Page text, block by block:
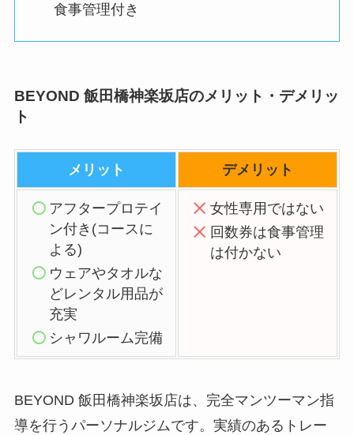
食事管理付き
BEYOND 飯田橋神楽坂店のメリット・デメリッ
ト
メリット デメリット
アフタープロテイ
ン付き(コースに
よる)
ウェアやタオルな
どレンタル用品が
充実
シャワルーム完備
女性専用ではない
回数券は食事管理
は付かない
BEYOND 飯田橋神楽坂店は、完全マンツーマン指
導を行うパーソナルジムです。実績のあるトレー